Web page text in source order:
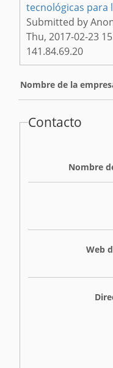
tecnológicas para
Submitted by
Thu, 2017-02-23
141.84.69.20
Nombre de la
Contacto
Nombre
Web